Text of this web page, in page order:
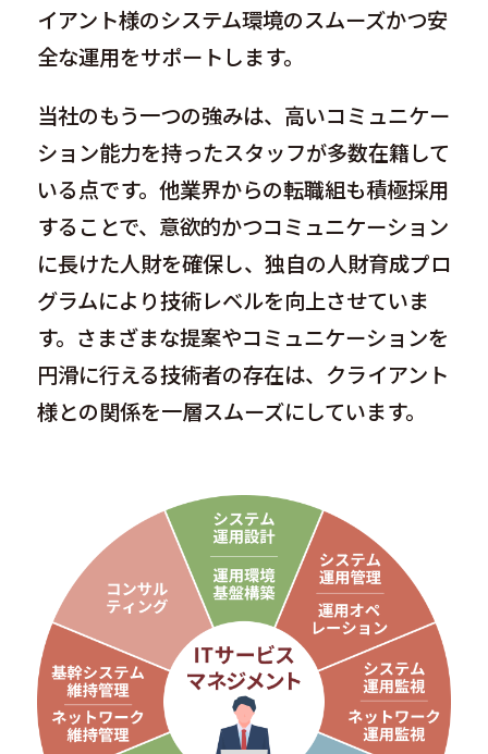
イアント様のシステム環境のスムーズかつ安
全な運用をサポートします。
当社のもう一つの強みは、高いコミュニケー
ション能力を持ったスタッフが多数在籍して
いる点です。他業界からの転職組も積極採用
することで、意欲的かつコミュニケーション
に長けた人財を確保し、独自の人財育成プロ
グラムにより技術レベルを向上させていま
す。さまざまな提案やコミュニケーションを
円滑に行える技術者の存在は、クライアント
様との関係を一層スムーズにしています。